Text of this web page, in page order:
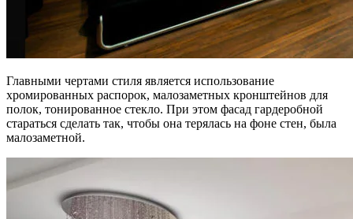
Главными чертами стиля является использование
хромированных распорок, малозаметных кронштейнов для
полок, тонированное стекло. При этом фасад гардеробной
стараться сделать так, чтобы она терялась на фоне стен, была
малозаметной.